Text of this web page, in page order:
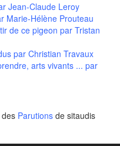
Jean-Claude Leroy
Marie-Hélène Prouteau
de ce pigeon par Tristan
par Christian Travaux
arts vivants ... par
Parutions de sitaudis